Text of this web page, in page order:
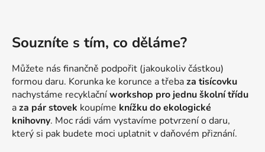
Souzníte s tím, co děláme?
Můžete nás finančně podpořit (jakoukoliv částkou)
formou daru. Korunka ke korunce a třebaza tisícovku
nachystáme recyklačníworkshop pro jednu školní třídu
aza pár stovek koupíme knížku do ekologické
knihovny. Moc rádi vám vystavíme potvrzení o daru,
který si pak budete moci uplatnit v daňovém přiznání.